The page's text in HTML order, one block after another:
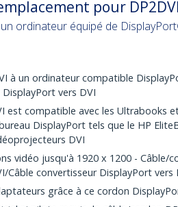
pour
ordinateur équipé de
à un ordinateur compatible
vers DVI
est compatible avec les Ultrabooks
DisplayPort tels que le HP
DVI
vidéo jusqu'à 1920 x 1200 - Câble/
convertisseur DisplayPort vers
grâce à ce cordon